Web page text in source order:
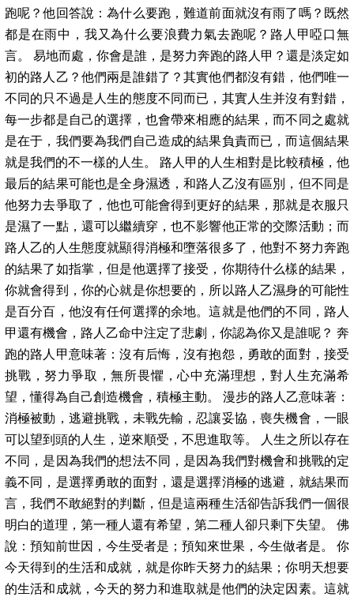
跑呢？他回答說：為什么要跑，難道前面就沒有雨了嗎？既然
都是在雨中，我又為什么要浪費力氣去跑呢？路人甲啞口無
言。 易地而處，你會是誰，是努力奔跑的路人甲？還是淡定如
初的路人乙？他們兩是誰錯了？其實他們都沒有錯，他們唯一
不同的只不過是人生的態度不同而已，其實人生并沒有對錯，
每一步都是自己的選擇，也會帶來相應的結果，而不同之處就
是在于，我們要為我們自己造成的結果負責而已，而這個結果
就是我們的不一樣的人生。 路人甲的人生相對是比較積極，他
最后的結果可能也是全身濕透，和路人乙沒有區別，但不同是
他努力去爭取了，他也可能會得到更好的結果，那就是衣服只
是濕了一點，還可以繼續穿，也不影響他正常的交際活動；而
路人乙的人生態度就顯得消極和墮落很多了，他對不努力奔跑
的結果了如指掌，但是他選擇了接受，你期待什么樣的結果，
你就會得到，你的心就是你想要的，所以路人乙濕身的可能性
是百分百，他沒有任何選擇的余地。這就是他們的不同，路人
甲還有機會，路人乙命中注定了悲劇，你認為你又是誰呢？ 奔
跑的路人甲意味著：沒有后悔，沒有抱怨，勇敢的面對，接受
挑戰，努力爭取，無所畏懼，心中充滿理想，對人生充滿希
望，懂得為自己創造機會，積極主動。 漫步的路人乙意味著：
消極被動，逃避挑戰，未戰先輸，忍讓妥協，喪失機會，一眼
可以望到頭的人生，逆來順受，不思進取等。 人生之所以存在
不同，是因為我們的想法不同，是因為我們對機會和挑戰的定
義不同，是選擇勇敢的面對，還是選擇消極的逃避，就結果而
言，我們不敢絕對的判斷，但是這兩種生活卻告訴我們一個很
明白的道理，第一種人還有希望，第二種人卻只剩下失望。 佛
說：預知前世因，今生受者是；預知來世果，今生做者是。 你
今天得到的生活和成就，就是你昨天努力的結果；你明天想要
的生活和成就，今天的努力和進取就是他們的決定因素。這就